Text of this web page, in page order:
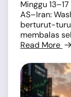
Minggu
AS–Iran:
berturut-
membalas
Read More